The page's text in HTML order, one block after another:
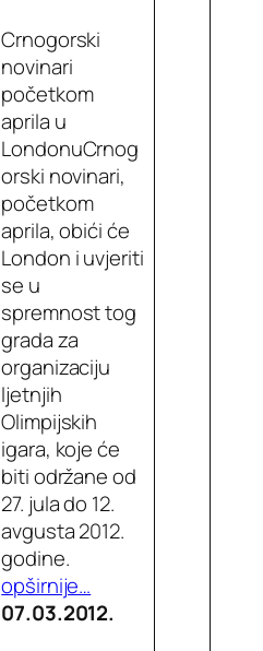
Crnogorski
novinari
početkom
aprila u
LondonuCrnog
orski novinari,
početkom
aprila, obići će
London i uvjeriti
se u
spremnost tog
grada za
organizaciju
ljetnjih
Olimpijskih
igara, koje će
biti održane od
27. jula do 12.
avgusta 2012.
godine.
opširnije…
07.03.2012.